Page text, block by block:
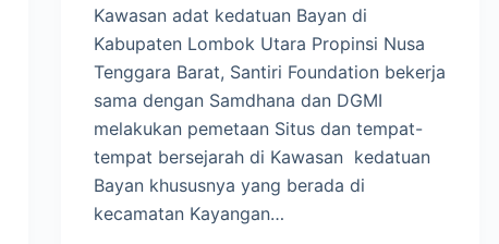
Kawasan adat kedatuan Bayan di
Kabupaten Lombok Utara Propinsi Nusa
Tenggara Barat, Santiri Foundation bekerja
sama dengan Samdhana dan DGMI
melakukan pemetaan Situs dan tempat-
tempat bersejarah di Kawasan kedatuan
Bayan khususnya yang berada di
kecamatan Kayangan…